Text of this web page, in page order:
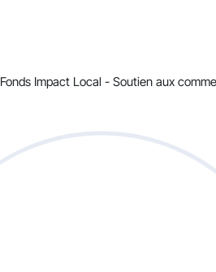
Fonds Impact Local - Soutien aux